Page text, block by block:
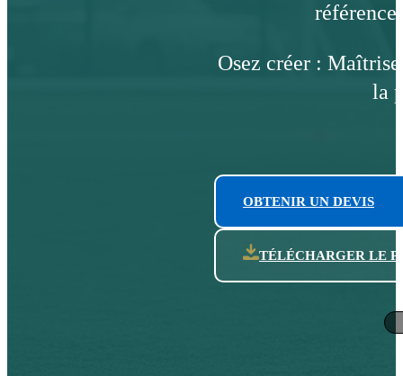
Osez créer :
la
OBTENIR UN DEVIS
TÉLÉCHARGER LE